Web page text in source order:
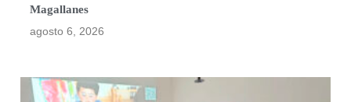
Magallanes
agosto 6, 2026